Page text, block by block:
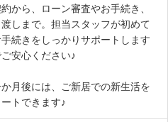
から、ローン審査やお手続き、
しまで。担当スタッフが初めて
続きをしっかりサポートします
安心ください♪
月後には、ご新居での新生活を
トできます♪